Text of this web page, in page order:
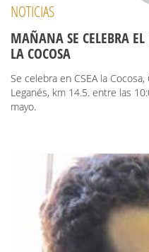
NOTICIAS
MAÑANA SE CELEBRA
LA COCOSA
Se celebra en CSEA la
Leganés, km 14.5. entre las
mayo.